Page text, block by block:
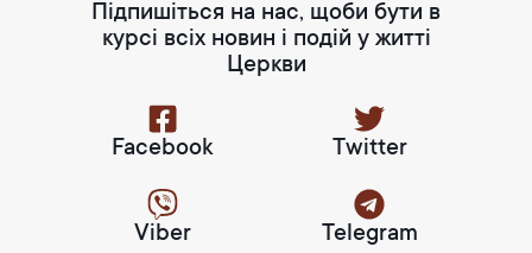
Підпишіться на нас, щоби бути в
курсі всіх новин і подій у житті
Церкви
Facebook Twitter
Viber Telegram